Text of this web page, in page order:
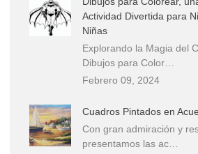
Actividad Divertida para
Niñas
Explorando la Magia del
Dibujos para Color…
Febrero 09, 2024
Cuadros Pintados en
Con gran admiración y
presentamos las ac…